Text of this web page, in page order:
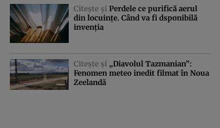
Citeşte şi Perdele ce purifică aerul
din locuinţe. Când va fi dsponibilă
invenţia
Citeşte şi „Diavolul Tazmanian”:
Fenomen meteo inedit filmat în Noua
Zeelandă